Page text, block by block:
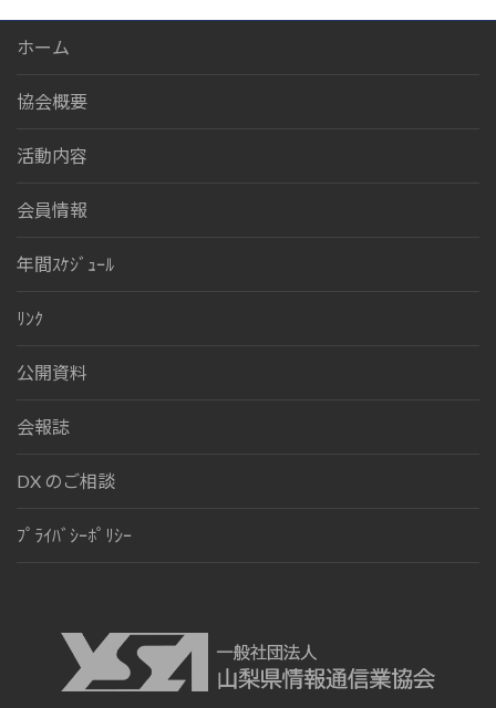
ホーム
協会概要
活動内容
会員情報
年間ｽｹｼﾞｭｰﾙ
ﾘﾝｸ
公開資料
会報誌
DX のご相談
ﾌﾟﾗｲﾊﾞｼｰﾎﾟﾘｼｰ